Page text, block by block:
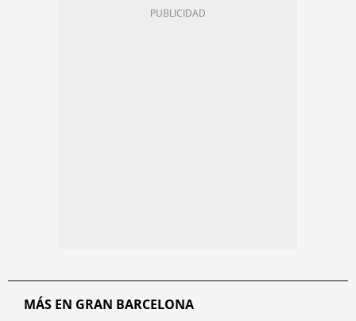
MÁS EN GRAN BARCELONA